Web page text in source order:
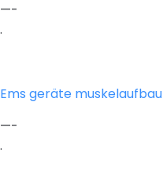
—-
.
Ems geräte muskelaufbau
—-
.